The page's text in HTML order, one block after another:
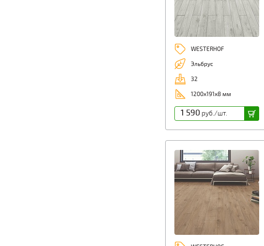
WESTERHOF
Эльбрус
32
1200х191х8 мм
1 590руб./шт.